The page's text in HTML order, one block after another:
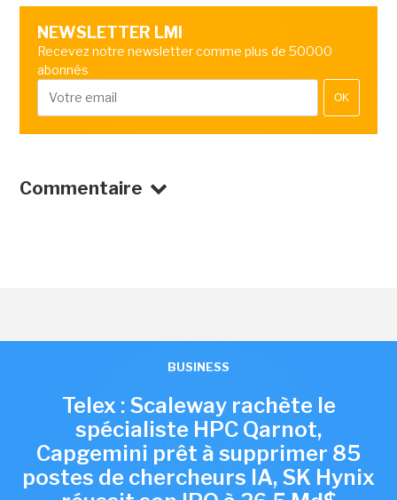
NEWSLETTER LMI
Recevez notre newsletter comme plus de 50000
abonnés
OK
Commentaire
BUSINESS
Telex : Scaleway rachète le
spécialiste HPC Qarnot,
Capgemini prêt à supprimer 85
postes de chercheurs IA, SK Hynix